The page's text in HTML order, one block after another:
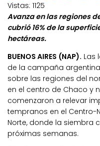
Vistas: 1125
Avanza en las regiones
cubrió 16% de la
hectáreas.
BUENOS AIRES (NAP). Las
de la campaña
sobre las regiones del
en el centro de Chaco y
comenzaron a relevar
tempranos en el Centro-
Norte, donde la siembra
próximas semanas.